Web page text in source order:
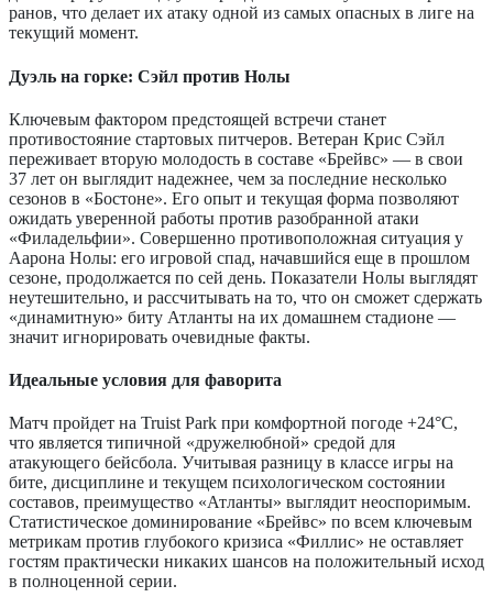
ранов, что делает их атаку одной из самых опасных в лиге на
текущий момент.
Дуэль на горке: Сэйл против Нолы
Ключевым фактором предстоящей встречи станет
противостояние стартовых питчеров. Ветеран Крис Сэйл
переживает вторую молодость в составе «Брейвс» — в свои
37 лет он выглядит надежнее, чем за последние несколько
сезонов в «Бостоне». Его опыт и текущая форма позволяют
ожидать уверенной работы против разобранной атаки
«Филадельфии». Совершенно противоположная ситуация у
Аарона Нолы: его игровой спад, начавшийся еще в прошлом
сезоне, продолжается по сей день. Показатели Нолы выглядят
неутешительно, и рассчитывать на то, что он сможет сдержать
«динамитную» биту Атланты на их домашнем стадионе —
значит игнорировать очевидные факты.
Идеальные условия для фаворита
Матч пройдет на Truist Park при комфортной погоде +24°C,
что является типичной «дружелюбной» средой для
атакующего бейсбола. Учитывая разницу в классе игры на
бите, дисциплине и текущем психологическом состоянии
составов, преимущество «Атланты» выглядит неоспоримым.
Статистическое доминирование «Брейвс» по всем ключевым
метрикам против глубокого кризиса «Филлис» не оставляет
гостям практически никаких шансов на положительный исход
в полноценной серии.